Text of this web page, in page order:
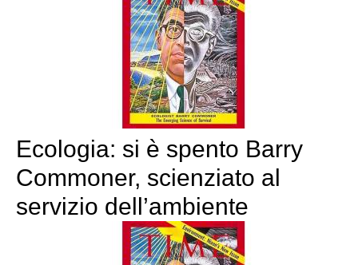
Ecologia: si è spento Barry
Commoner, scienziato al
servizio dell’ambiente